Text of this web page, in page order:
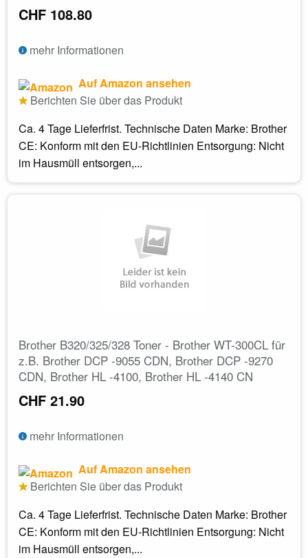
CHF 108.80
mehr Informationen
Auf Amazon ansehen
Berichten Sie über das Produkt
Ca. 4 Tage Lieferfrist. Technische Daten Marke: Brother
CE: Konform mit den EU-Richtlinien Entsorgung: Nicht
im Hausmüll entsorgen,...
Brother B320/325/328 Toner - Brother WT-300CL für
z.B. Brother DCP -9055 CDN, Brother DCP -9270
CDN, Brother HL -4100, Brother HL -4140 CN
CHF 21.90
mehr Informationen
Auf Amazon ansehen
Berichten Sie über das Produkt
Ca. 4 Tage Lieferfrist. Technische Daten Marke: Brother
CE: Konform mit den EU-Richtlinien Entsorgung: Nicht
im Hausmüll entsorgen,...